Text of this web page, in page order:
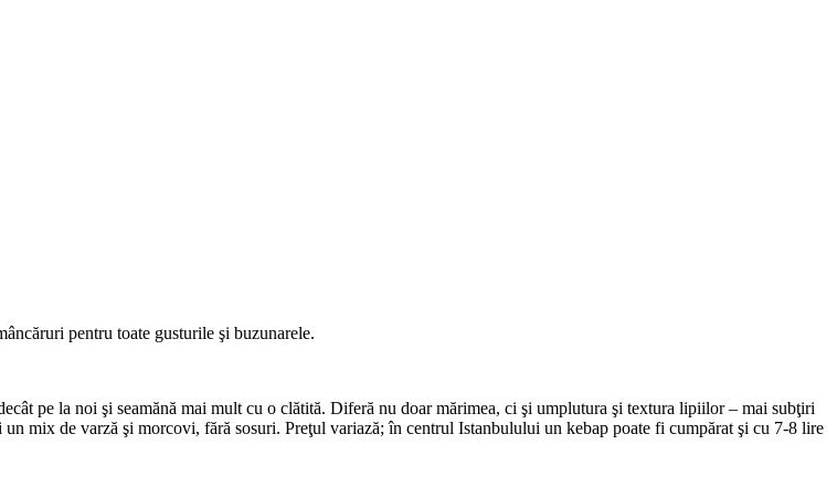
pentru toate gusturile şi buzunarele.
pe la noi şi seamănă mai mult cu o clătită. Diferă nu doar mărimea, ci şi umplutura şi textura lipiilor – mai subţiri
mix de varză şi morcovi, fără sosuri. Preţul variază; în centrul Istanbulului un kebap poate fi cumpărat şi cu 7-8 lire